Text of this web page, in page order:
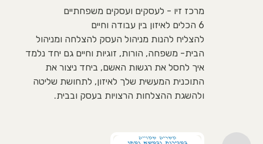
מרכז זיו - לעסקים ועסקים משפחתיים
6 הכלים לאיזון בין עבודה וחיים
להצליח להנות מניהול העסק להצלחה ומניהול
הבית- משפחה, הורות, זוגיות וחיים גם יחד נלמד
איך לחסל את רגשות האשם, ביחד ניצור את
התוכנית המעשית שלך לאיזון, לתחושת שליטה
ולהשגת ההצלחות הרצויות בעסק ובבית.